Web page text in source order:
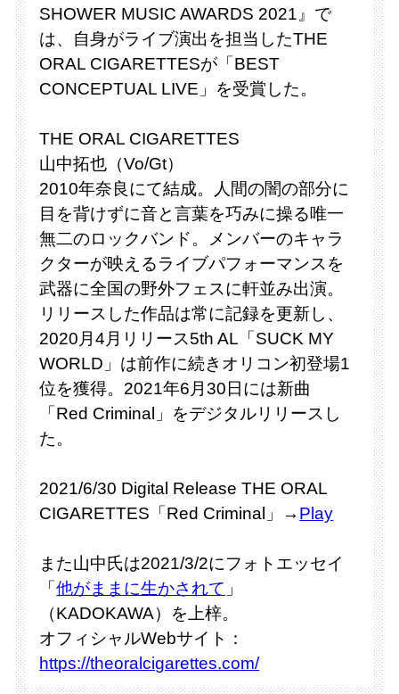
SHOWER MUSIC AWARDS 2021』で
は、自身がライブ演出を担当したTHE
ORAL CIGARETTESが「BEST
CONCEPTUAL LIVE」を受賞した。
THE ORAL CIGARETTES
山中拓也（Vo/Gt）
2010年奈良にて結成。人間の闇の部分に
目を背けずに音と言葉を巧みに操る唯一
無二のロックバンド。メンバーのキャラ
クターが映えるライブパフォーマンスを
武器に全国の野外フェスに軒並み出演。
リリースした作品は常に記録を更新し、
2020月4月リリース5th AL「SUCK MY
WORLD」は前作に続きオリコン初登場1
位を獲得。2021年6月30日には新曲
「Red Criminal」をデジタルリリースし
た。
2021/6/30 Digital Release THE ORAL
CIGARETTES「Red Criminal」→ Play
また山中氏は2021/3/2にフォトエッセイ
「他がままに生かされて 」
（KADOKAWA）を上梓。
オフィシャルWebサイト：
https://theoralcigarettes.com/